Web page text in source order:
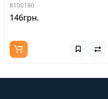
8100180
146грн.